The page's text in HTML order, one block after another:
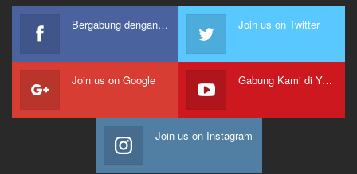
Bergabung dengan kami Join us on Twitter
Join us on Google Gabung Kami di Youtube
Join us on Instagram